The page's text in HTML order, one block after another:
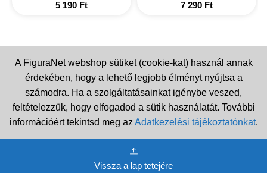
5 190 Ft 7 290 Ft
A FiguraNet webshop sütiket (cookie-kat) használ annak
érdekében, hogy a lehető legjobb élményt nyújtsa a
számodra. Ha a szolgáltatásainkat igénybe veszed,
feltételezzük, hogy elfogadod a sütik használatát. További
információért tekintsd meg az Adatkezelési tájékoztatónkat.
Vissza a lap tetejére